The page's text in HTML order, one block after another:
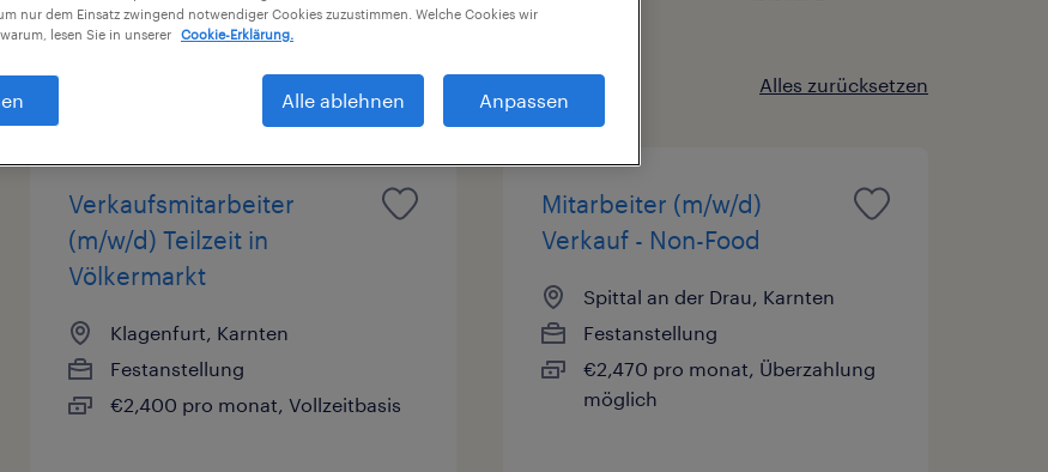
Alles zurücksetzen
Verkaufsmitarbeiter
(m/w/d) Teilzeit in
Völkermarkt
Klagenfurt, Karnten
Festanstellung
€2,400 pro monat, Vollzeitbasis
Mitarbeiter (m/w/d)
Verkauf - Non-Food
Spittal an der Drau, Karnten
Festanstellung
€2,470 pro monat, Überzahlung
möglich
nur dem Einsatz zwingend notwendiger Cookies zuzustimmen. Welche Cookies wir
lesen Sie in unserer
Cookie-Erklärung.
Alle ablehnen Anpassen